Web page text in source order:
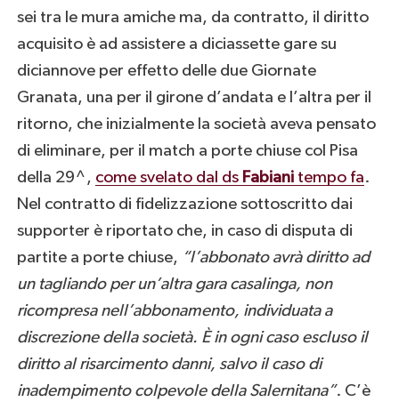
sei tra le mura amiche ma, da contratto, il diritto
acquisito è ad assistere a diciassette gare su
diciannove per effetto delle due Giornate
Granata, una per il girone d’andata e l’altra per il
ritorno, che inizialmente la società aveva pensato
di eliminare, per il match a porte chiuse col Pisa
della 29^, come svelato dal ds Fabianitempo fa.
Nel contratto di fidelizzazione sottoscritto dai
supporter è riportato che, in caso di disputa di
partite a porte chiuse, “l’abbonato avrà diritto ad
un tagliando per un’altra gara casalinga, non
ricompresa nell’abbonamento, individuata a
discrezione della società. È in ogni caso escluso il
diritto al risarcimento danni, salvo il caso di
inadempimento colpevole della Salernitana”. C’è